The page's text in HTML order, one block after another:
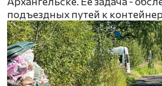
подъездных путей к